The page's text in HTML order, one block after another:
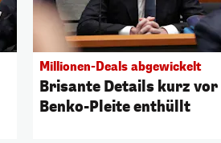
Millionen-Deals abgewickelt
Brisante Details kurz vor
Benko-Pleite enthüllt